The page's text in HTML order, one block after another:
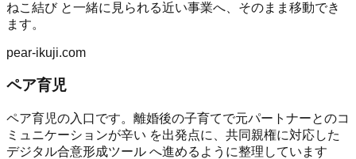
ねこ結びと一緒に見られる近い事業へ、そのまま移動でき
ます。
pear-ikuji.com
ペア育児
ペア育児の入口です。離婚後の子育てで元パートナーとのコ
ミュニケーションが辛い を出発点に、共同親権に対応した
デジタル合意形成ツール へ進めるように整理しています